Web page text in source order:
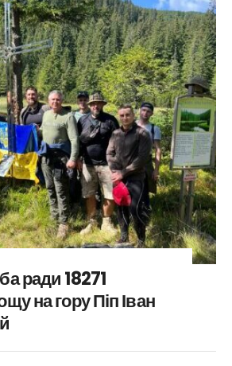
ради 18271
на гору Піп Іван